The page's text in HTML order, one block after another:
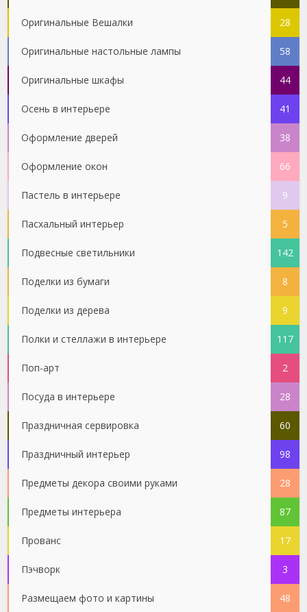
Оригинальные Вешалки 28
Оригинальные настольные лампы 58
Оригинальные шкафы 44
Осень в интерьере 41
Оформление дверей 38
Оформление окон 66
Пастель в интерьере 9
Пасхальный интерьер 5
Подвесные светильники 142
Поделки из бумаги 8
Поделки из дерева 9
Полки и стеллажи в интерьере 117
Поп-арт 2
Посуда в интерьере 28
Праздничная сервировка 60
Праздничный интерьер 98
Предметы декора своими руками 28
Предметы интерьера 87
Прованс 17
Пэчворк 3
Размещаем фото и картины 48